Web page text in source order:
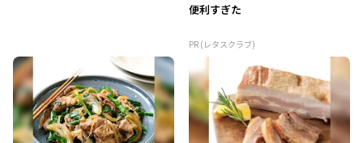
便利すぎた
PR (レタスクラブ)